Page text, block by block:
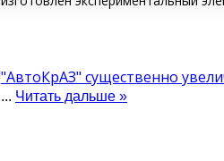
"АвтоКрАЗ" существенно
... Читать дальше »